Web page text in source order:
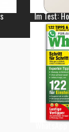
Im Test: